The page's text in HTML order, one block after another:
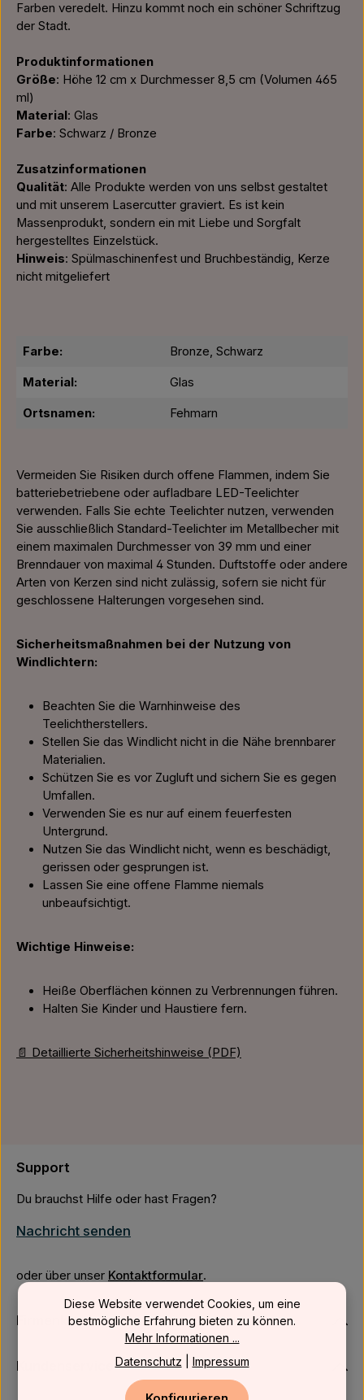
Farben veredelt. Hinzu kommt noch ein schöner Schriftzug
der Stadt.
Produktinformationen
Größe: Höhe 12 cm x Durchmesser 8,5 cm (Volumen 465
ml)
Material: Glas
Farbe: Schwarz / Bronze
Zusatzinformationen
Qualität: Alle Produkte werden von uns selbst gestaltet
und mit unserem Lasercutter graviert. Es ist kein
Massenprodukt, sondern ein mit Liebe und Sorgfalt
hergestelltes Einzelstück.
Hinweis: Spülmaschinenfest und Bruchbeständig, Kerze
nicht mitgeliefert
Farbe: Bronze, Schwarz
Material: Glas
Ortsnamen: Fehmarn
Vermeiden Sie Risiken durch offene Flammen, indem Sie
batteriebetriebene oder aufladbare LED-Teelichter
verwenden. Falls Sie echte Teelichter nutzen, verwenden
Sie ausschließlich Standard-Teelichter im Metallbecher mit
einem maximalen Durchmesser von 39 mm und einer
Brenndauer von maximal 4 Stunden. Duftstoffe oder andere
Arten von Kerzen sind nicht zulässig, sofern sie nicht für
geschlossene Halterungen vorgesehen sind.
Sicherheitsmaßnahmen bei der Nutzung von
Windlichtern:
Beachten Sie die Warnhinweise des
Teelichtherstellers.
Stellen Sie das Windlicht nicht in die Nähe brennbarer
Materialien.
Schützen Sie es vor Zugluft und sichern Sie es gegen
Umfallen.
Verwenden Sie es nur auf einem feuerfesten
Untergrund.
Nutzen Sie das Windlicht nicht, wenn es beschädigt,
gerissen oder gesprungen ist.
Lassen Sie eine offene Flamme niemals
unbeaufsichtigt.
Wichtige Hinweise:
Heiße Oberflächen können zu Verbrennungen führen.
Halten Sie Kinder und Haustiere fern.
📄 Detaillierte Sicherheitshinweise (PDF)
Support
Du brauchst Hilfe oder hast Fragen?
Nachricht senden
oder über unser Kontaktformular.
Firmenkunden
Kundenservice
Diese Website verwendet Cookies, um eine
bestmögliche Erfahrung bieten zu können.
Mehr Informationen ...
Datenschutz
Impressum